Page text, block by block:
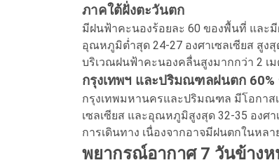
ภาคใต้ฝั่งตะวันตก
มีฝนฟ้าคะนองร้อยละ 60 ของพื้นที่ และ
อุณหภูมิต่ำสุด 24-27 องศาเซลเซียส สูง
บริเวณฝนฟ้าคะนองคลื่นสูงมากกว่า 2 เม
กรุงเทพฯ และปริมณฑลฝนตก
กรุงเทพมหานครและปริมณฑล มีโอกาส
เซลเซียส และอุณหภูมิสูงสุด 32-35 องศ
การเดินทาง เนื่องจากอาจมีฝนตกในหล
พยากรณ์อากาศ 7 วันข้างห